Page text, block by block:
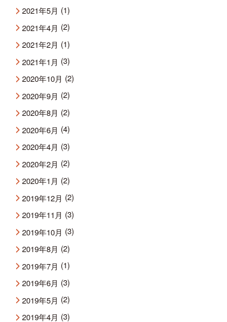
2021年5月 (1)
2021年4月 (2)
2021年2月 (1)
2021年1月 (3)
2020年10月 (2)
2020年9月 (2)
2020年8月 (2)
2020年6月 (4)
2020年4月 (3)
2020年2月 (2)
2020年1月 (2)
2019年12月 (2)
2019年11月 (3)
2019年10月 (3)
2019年8月 (2)
2019年7月 (1)
2019年6月 (3)
2019年5月 (2)
2019年4月 (3)